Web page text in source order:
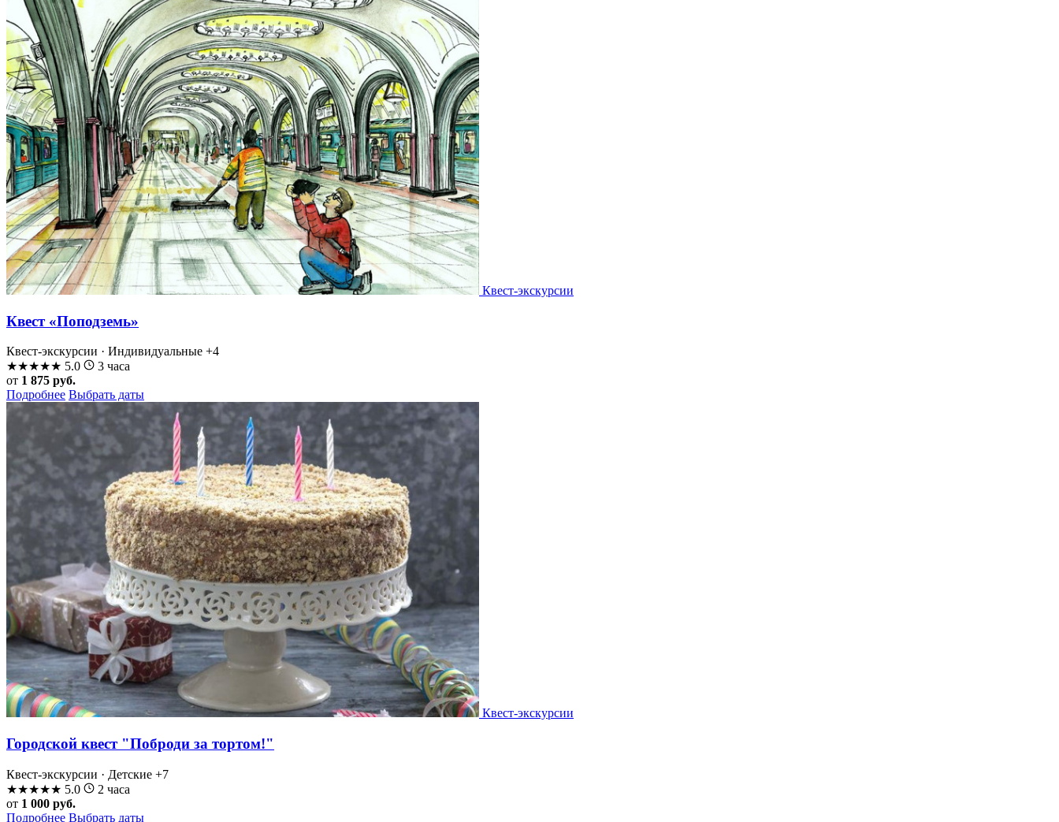
Квест-экскурсии
Квест «Поподземь»
Квест-экскурсии · Индивидуальные +4
★★★★★ 5.0
3 часа
от 1 875 руб.
Подробнее Выбрать даты
Квест-экскурсии
Городской квест "Поброди за тортом!"
Квест-экскурсии · Детские +7
★★★★★ 5.0
2 часа
от 1 000 руб.
Подробнее Выбрать даты